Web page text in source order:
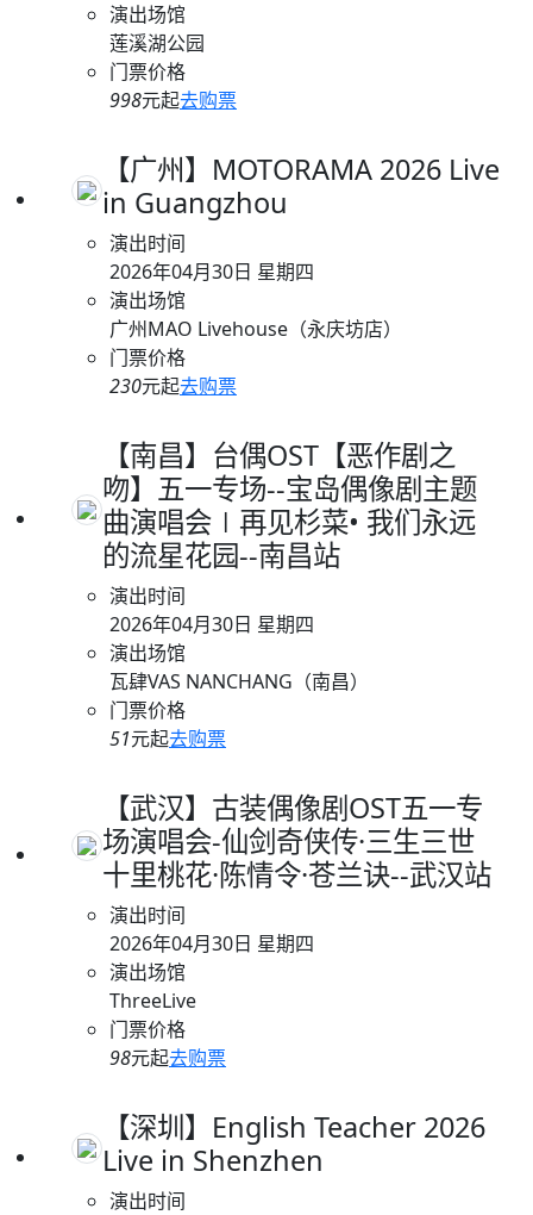
演出场馆
莲溪湖公园
门票价格
998元起去购票
【广州】MOTORAMA 2026 Live
in Guangzhou
演出时间
2026年04月30日 星期四
演出场馆
广州MAO Livehouse（永庆坊店）
门票价格
230元起去购票
【南昌】台偶OST【恶作剧之
吻】五一专场--宝岛偶像剧主题
曲演唱会∣再见杉菜• 我们永远
的流星花园--南昌站
演出时间
2026年04月30日 星期四
演出场馆
瓦肆VAS NANCHANG（南昌）
门票价格
51元起去购票
【武汉】古装偶像剧OST五一专
场演唱会-仙剑奇侠传·三生三世
十里桃花·陈情令·苍兰诀--武汉站
演出时间
2026年04月30日 星期四
演出场馆
ThreeLive
门票价格
98元起去购票
【深圳】English Teacher 2026
Live in Shenzhen
演出时间